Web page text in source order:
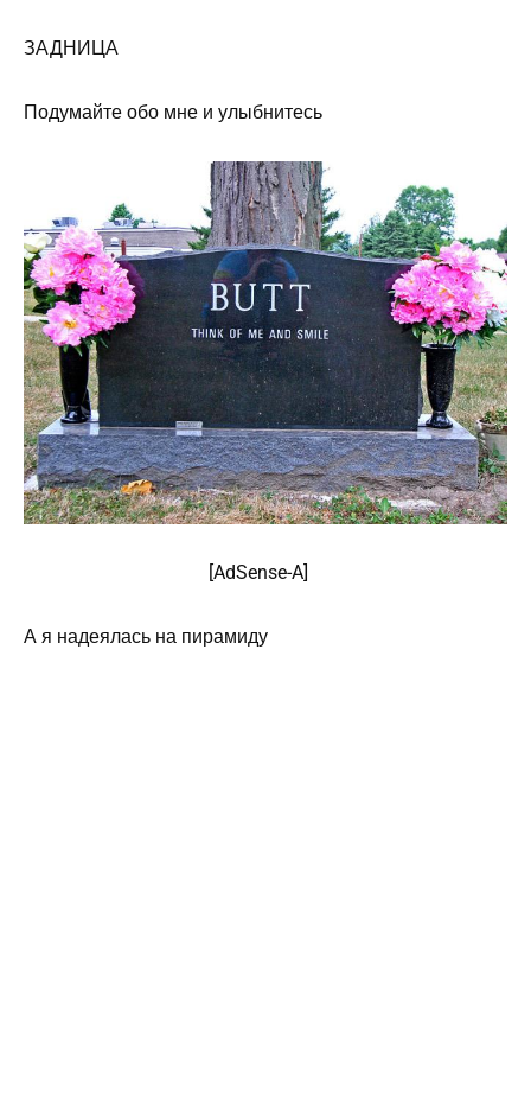
ЗАДНИЦА
Подумайте обо мне и улыбнитесь
[AdSense-A]
А я надеялась на пирамиду